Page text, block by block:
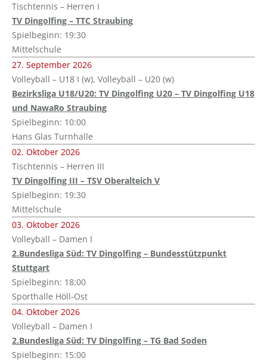
Tischtennis – Herren I
TV Dingolfing – TTC Straubing
Spielbeginn: 19:30
Mittelschule
27. September 2026
Volleyball – U18 I (w), Volleyball – U20 (w)
Bezirksliga U18/U20: TV Dingolfing U20 – TV Dingolfing U18
und NawaRo Straubing
Spielbeginn: 10:00
Hans Glas Turnhalle
02. Oktober 2026
Tischtennis – Herren III
TV Dingolfing III – TSV Oberalteich V
Spielbeginn: 19:30
Mittelschule
03. Oktober 2026
Volleyball – Damen I
2.Bundesliga Süd: TV Dingolfing – Bundesstützpunkt
Stuttgart
Spielbeginn: 18:00
Sporthalle Höll-Ost
04. Oktober 2026
Volleyball – Damen I
2.Bundesliga Süd: TV Dingolfing – TG Bad Soden
Spielbeginn: 15:00